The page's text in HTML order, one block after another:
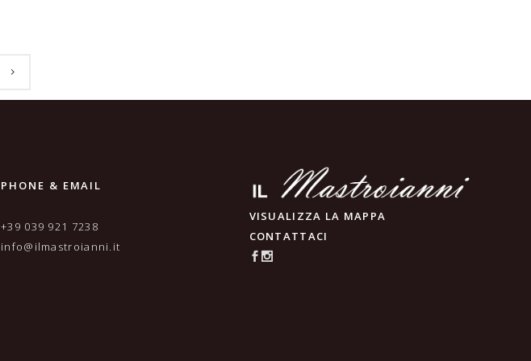
PHONE & EMAIL
+39 039 921 7238
info@ilmastroianni.it
VISUALIZZA LA MAPPA
CONTATTACI